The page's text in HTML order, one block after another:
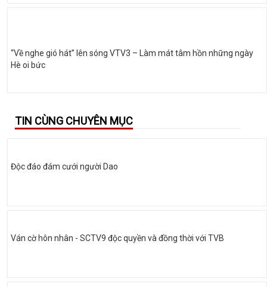
“Về nghe gió hát” lên sóng VTV3 – Làm mát tâm hồn những ngày
Hè oi bức
TIN CÙNG CHUYÊN MỤC
Độc đáo đám cưới người Dao
Ván cờ hôn nhân - SCTV9 độc quyền và đồng thời với TVB